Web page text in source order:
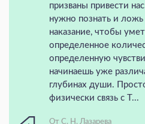
призваны привести
нужно познать и ложь
наказание, чтобы
определенное
определенную
начинаешь уже
глубинах души.
физически связь с Т...
От С. Н. Лазарева